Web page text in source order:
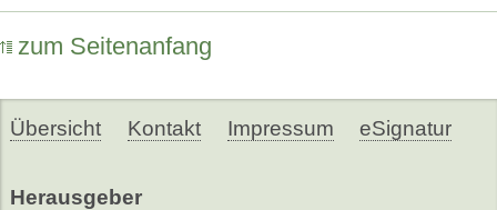
zum Seitenanfang
Übersicht Kontakt Impressum eSignatur
Herausgeber